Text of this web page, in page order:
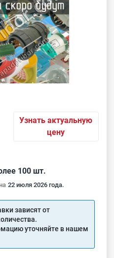
Узнать актуальную
цену
100 шт.
22 июля 2026 года.
зависят от
уточняйте в нашем